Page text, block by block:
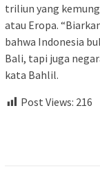
triliun yang
atau Eropa.
bahwa Indonesia
Bali, tapi juga
kata Bahlil.
Post Views: 216